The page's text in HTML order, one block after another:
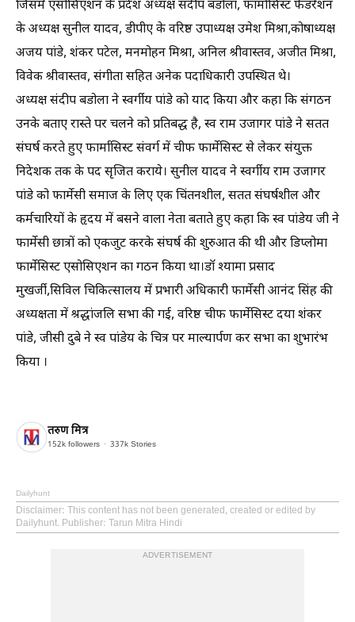
जिसमें एसोसिएशन के प्रदेश अध्यक्ष संदीप बडोला, फार्मासिस्ट फेडरेशन
के अध्यक्ष सुनील यादव, डीपीए के वरिष्ठ उपाध्यक्ष उमेश मिश्रा,कोषाध्यक्ष
अजय पांडे, शंकर पटेल, मनमोहन मिश्रा, अनिल श्रीवास्तव, अजीत मिश्रा,
विवेक श्रीवास्तव, संगीता सहित अनेक पदाधिकारी उपस्थित थे।
अध्यक्ष संदीप बडोला ने स्वर्गीय पांडे को याद किया और कहा कि संगठन
उनके बताए रास्ते पर चलने को प्रतिबद्ध है, स्व राम उजागर पांडे ने सतत
संघर्ष करते हुए फार्मासिस्ट संवर्ग में चीफ फार्मेसिस्ट से लेकर संयुक्त
निदेशक तक के पद सृजित कराये। सुनील यादव ने स्वर्गीय राम उजागर
पांडे को फार्मेसी समाज के लिए एक चिंतनशील, सतत संघर्षशील और
कर्मचारियों के हृदय में बसने वाला नेता बताते हुए कहा कि स्व पांडेय जी ने
फार्मेसी छात्रों को एकजुट करके संघर्ष की शुरुआत की थी और डिप्लोमा
फार्मेसिस्ट एसोसिएशन का गठन किया था।डॉ श्यामा प्रसाद
मुखर्जी,सिविल चिकित्सालय में प्रभारी अधिकारी फार्मेसी आनंद सिंह की
अध्यक्षता में श्रद्धांजलि सभा की गई, वरिष्ठ चीफ फार्मेसिस्ट दया शंकर
पांडे, जीसी दुबे ने स्व पांडेय के चित्र पर माल्यार्पण कर सभा का शुभारंभ
किया ।
तरुण मित्र
152k followers 337k Stories
Dailyhunt
Disclaimer: This content has not been generated, created or edited by
Dailyhunt. Publisher: Tarun Mitra Hindi
ADVERTISEMENT